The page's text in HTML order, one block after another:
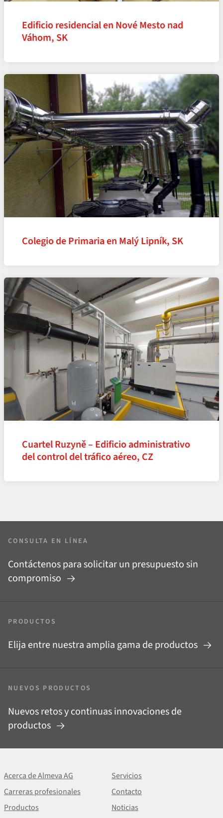
Edificio residencial en Nové Mesto nad
Váhom, SK
Colegio de Primaria en Malý Lipník, SK
Cuartel Ruzyně – Edificio administrativo
del control del tráfico aéreo, CZ
CONSULTA EN LÍNEA
Contáctenos para solicitar un presupuesto sin
compromiso
PRODUCTOS
Elija entre nuestra amplia gama de productos
NUEVOS PRODUCTOS
Nuevos retos y continuas innovaciones de
productos
Acerca de Almeva AG
Servicios
Carreras profesionales
Contacto
Productos
Noticias